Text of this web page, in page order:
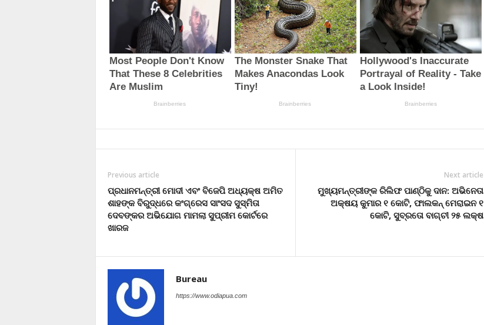
Previous article
ପ୍ରଧାନମନ୍ତ୍ରୀ ମୋଦୀ ଏବଂ ବିଜେପି ଅଧ୍ୟକ୍ଷ ଅମିତ
ଶାହଙ୍କ ବିରୁଦ୍ଧରେ କଂଗ୍ରେସ ସାଂସଦ ସୁସ୍ମିତା
ଦେବଙ୍କର ଅଭିଯୋଗ ମାମଲା ସୁପ୍ରୀମ କୋର୍ଟରେ
ଖାରଜ
Next article
ମୁଖ୍ୟମନ୍ତ୍ରୀଙ୍କ ରିଲିଫ ପାଣ୍ଠିକୁ ଦାନ: ଅଭିନେତା
ଅକ୍ଷୟ କୁମାର ୧ କୋଟି, ଫାଲକନ୍‌ ମେରାଇନ ୧
କୋଟି, ସୁବ୍ରତୋ ବାଗ୍‌ଚୀ ୨୫ ଲକ୍ଷ
Bureau
https://www.odiapua.com